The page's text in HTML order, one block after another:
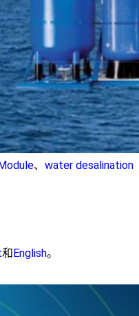
、 water desalination
和 English。